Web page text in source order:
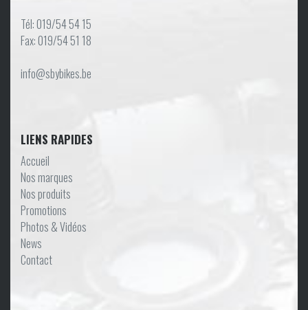
Tél: 019/54 54 15
Fax: 019/54 51 18
info@sbybikes.be
LIENS RAPIDES
Accueil
Nos marques
Nos produits
Promotions
Photos & Vidéos
News
Contact